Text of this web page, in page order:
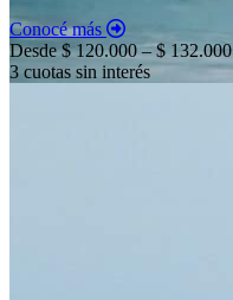
Conocé más
Desde $ 120.000 – $ 132.000
3 cuotas sin interés